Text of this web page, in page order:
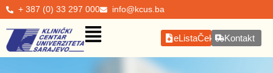
+ 387 (0) 33 297 000 info@kcus.ba
eListaČekanjaKontakt